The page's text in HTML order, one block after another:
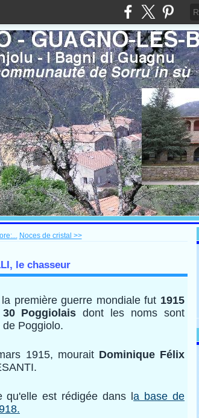
Noces de cristal >>
le chasseur
première guerre mondiale fut 1915
Poggiolais dont les noms sont
Poggiolo.
1915, mourait Dominique Félix
qu'elle est rédigée dans la base de